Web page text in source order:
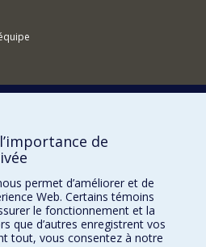
de
permet d’améliorer et de
Web. Certains témoins
le fonctionnement et la
que d’autres enregistrent vos
tout, vous consentez à notre